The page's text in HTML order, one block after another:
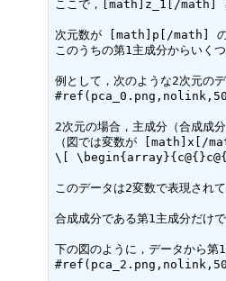
ここで，[math]z_1[/math]
次元数が [math]p[/math]
このうちの第1主成分からいく
例として，次のような2次元の
2次元の場合，主成分（合成成
（図では変数が [math]x[/
\[
このデータは2変数で表現さ
合成成分である第1主成分だけ
下の図のように，データから第